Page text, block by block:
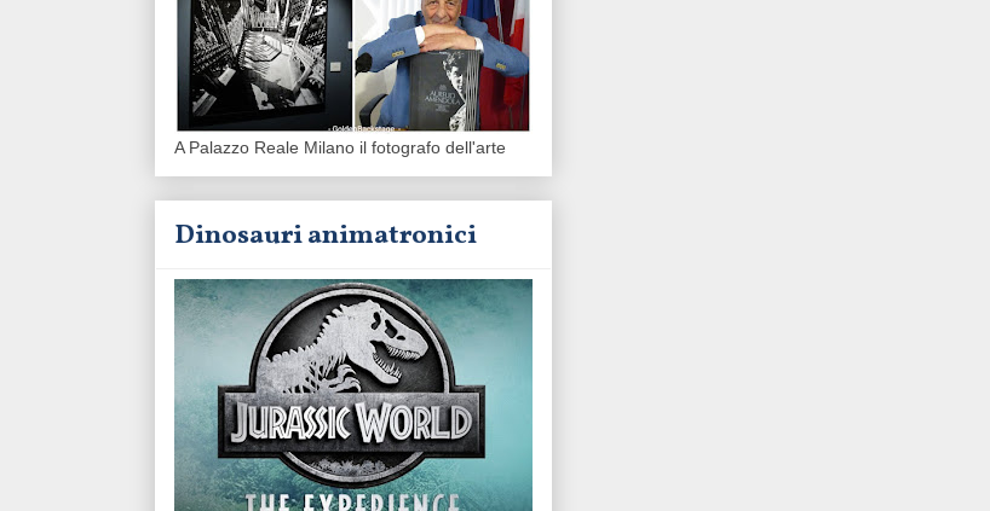
A Palazzo Reale Milano il fotografo dell'arte
Dinosauri animatronici